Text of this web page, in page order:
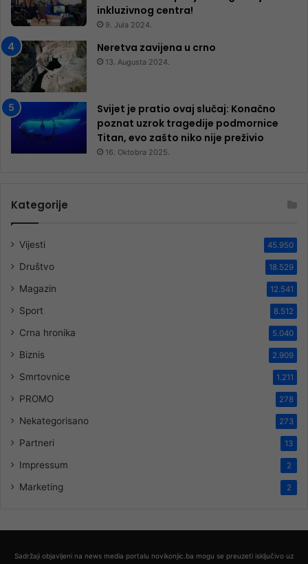
inkluzivnog centra!
9. Jula 2024.
Neretva zavijena u crno
13. Augusta 2024.
Svijet je pratio ovaj slučaj: Konačno
poznat uzrok tragedije podmornice
Titan, evo zašto niko nije preživio
16. Oktobra 2025.
Kategorije
Vijesti 45.950
Društvo 18.529
Magazin 12.541
Sport 8.512
Crna hronika 5.040
Biznis 2.909
Smrtovnice 1.211
PROMO 278
Nekategorisano 273
Partneri 13
Impressum 2
Marketing 2
Sadržaji objavljeni na news media portalu novikonjic.ba mogu se preuzeti isključivo uz